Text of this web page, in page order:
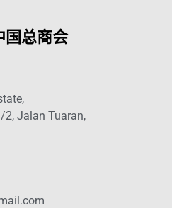
国总商会
Jalan Tuaran,